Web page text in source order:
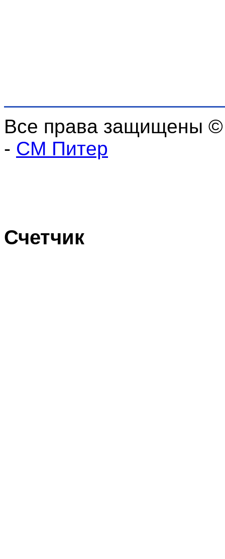
Все права защищены
- СМ Питер
Счетчик